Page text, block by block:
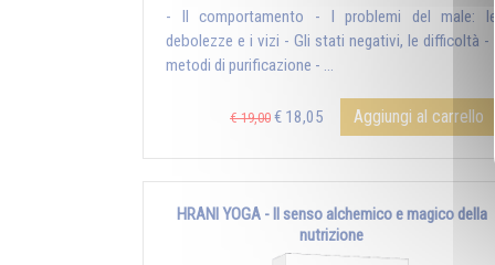
- Il comportamento - I problemi del male:
debolezze e i vizi - Gli stati negativi, le difficoltà -
metodi di purificazione - ...
€ 19,00 € 18,05 Aggiungi al carrello
HRANI YOGA - Il senso alchemico e magico della
nutrizione